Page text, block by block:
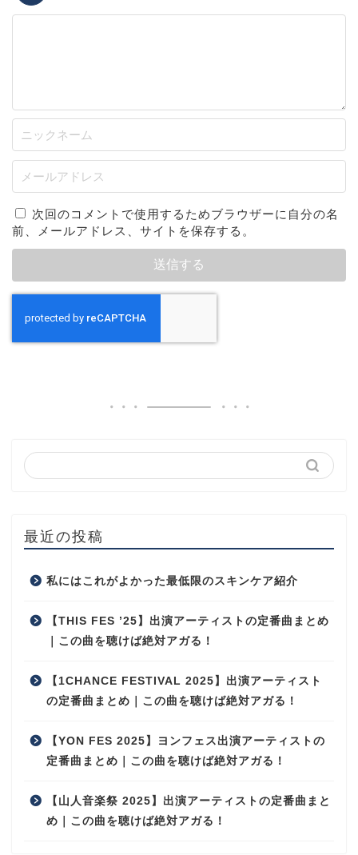
次回のコメントで使用するためブラウザーに自分の名
前、メールアドレス、サイトを保存する。
最近の投稿
私にはこれがよかった最低限のスキンケア紹介
【THIS FES ’25】出演アーティストの定番曲まとめ
｜この曲を聴けば絶対アガる！
【1CHANCE FESTIVAL 2025】出演アーティスト
の定番曲まとめ｜この曲を聴けば絶対アガる！
【YON FES 2025】ヨンフェス出演アーティストの
定番曲まとめ｜この曲を聴けば絶対アガる！
【山人音楽祭 2025】出演アーティストの定番曲まと
め｜この曲を聴けば絶対アガる！